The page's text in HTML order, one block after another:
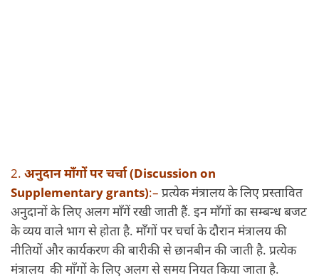
2. अनुदान माँगों पर चर्चा (Discussion on
Supplementary grants):– प्रत्येक मंत्रालय के लिए प्रस्तावित
अनुदानों के लिए अलग माँगें रखी जाती हैं. इन माँगों का सम्बन्ध बजट
के व्यय वाले भाग से होता है. माँगों पर चर्चा के दौरान मंत्रालय की
नीतियों और कार्यकरण की बारीकी से छानबीन की जाती है. प्रत्येक
मंत्रालय की माँगों के लिए अलग से समय नियत किया जाता है.